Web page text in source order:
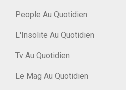
People Au Quotidien
L'Insolite Au Quotidien
Tv Au Quotidien
Le Mag Au Quotidien